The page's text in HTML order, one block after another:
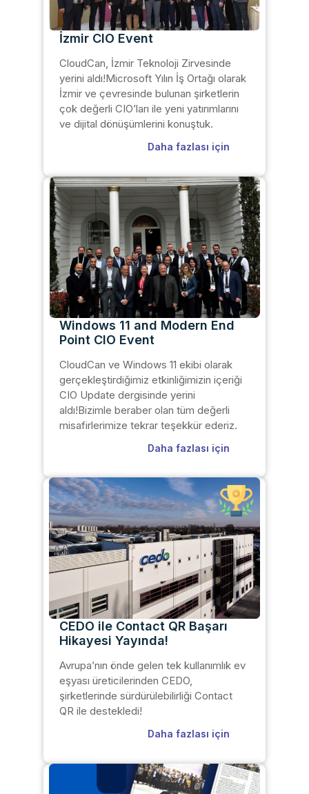
İzmir CIO Event
CloudCan, İzmir Teknoloji Zirvesinde
yerini aldı!Microsoft Yılın İş Ortağı olarak
İzmir ve çevresinde bulunan şirketlerin
çok değerli CIO’ları ile yeni yatırımlarını
ve dijital dönüşümlerini konuştuk.
Daha fazlası için
Windows 11 and Modern End
Point CIO Event
CloudCan ve Windows 11 ekibi olarak
gerçekleştirdiğimiz etkinliğimizin içeriği
CIO Update dergisinde yerini
aldı!Bizimle beraber olan tüm değerli
misafirlerimize tekrar teşekkür ederiz.
Daha fazlası için
CEDO ile Contact QR Başarı
Hikayesi Yayında!
Avrupa’nın önde gelen tek kullanımlık ev
eşyası üreticilerinden CEDO,
şirketlerinde sürdürülebilirliği Contact
QR ile destekledi!
Daha fazlası için